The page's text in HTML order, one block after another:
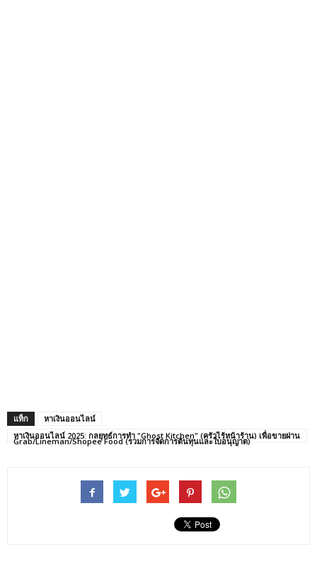
แท็ก
หาเงินออนไลน์
หาเงินออนไลน์ 2025: กลยุทธ์การทำ "Ghost Kitchen" (ครัวไร้หน้าร้าน) เพื่อขายผ่าน
Grab/Lineman/Shopee Food (รวมการจัดการต้นทุนและใบอนุญาต)